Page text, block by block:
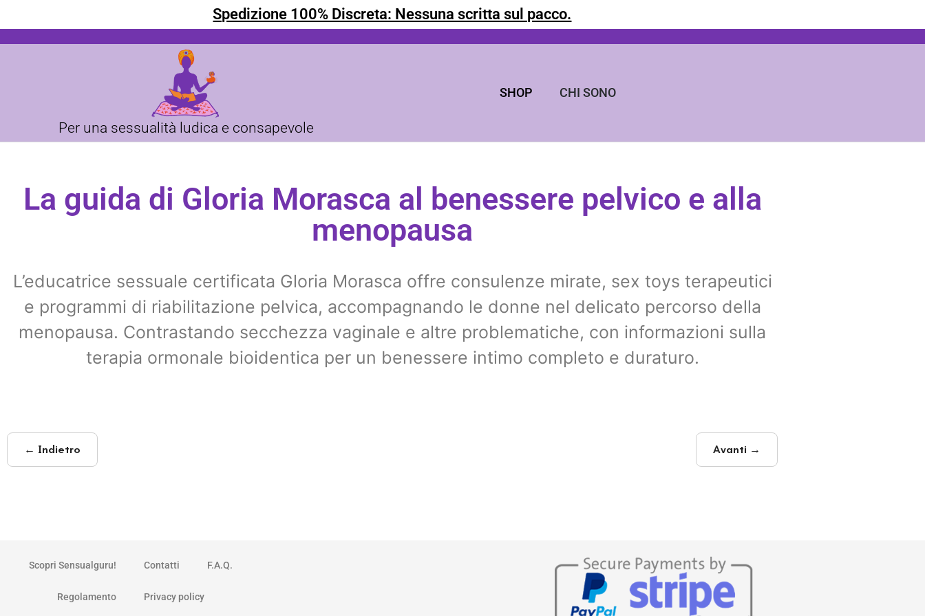
Spedizione 100% Discreta: Nessuna scritta sul pacco.
Per una sessualità ludica e consapevole
SHOP CHI SONO
La guida di Gloria Morasca al benessere pelvico e alla
menopausa
L’educatrice sessuale certificata Gloria Morasca offre consulenze mirate, sex toys terapeutici
e programmi di riabilitazione pelvica, accompagnando le donne nel delicato percorso della
menopausa. Contrastando secchezza vaginale e altre problematiche, con informazioni sulla
terapia ormonale bioidentica per un benessere intimo completo e duraturo.
← Indietro Avanti →
Scopri Sensualguru! Contatti F.A.Q.
Regolamento Privacy policy